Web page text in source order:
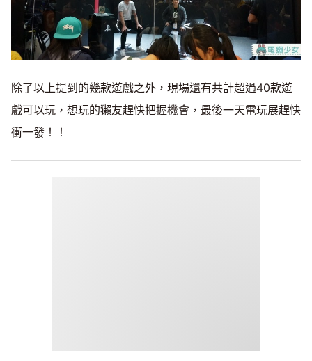
除了以上提到的幾款遊戲之外，現場還有共計超過40款遊
戲可以玩，想玩的獺友趕快把握機會，最後一天電玩展趕快
衝一發！！